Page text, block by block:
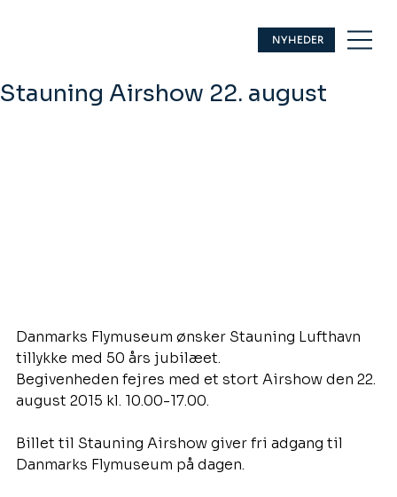
NYHEDER
Stauning Airshow 22. august
Danmarks Flymuseum ønsker Stauning Lufthavn
tillykke med 50 års jubilæet.
Begivenheden fejres med et stort Airshow den 22.
august 2015 kl. 10.00-17.00.
Billet til Stauning Airshow giver fri adgang til
Danmarks Flymuseum på dagen.